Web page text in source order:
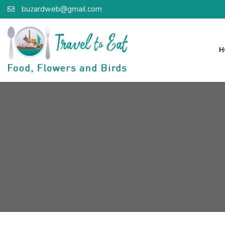
buzardweb@gmail.com